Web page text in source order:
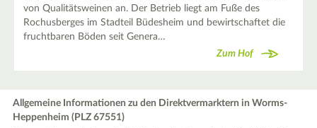
von Qualitätsweinen an. Der Betrieb liegt am Fuße des
Rochusberges im Stadteil Büdesheim und bewirtschaftet die
fruchtbaren Böden seit Genera…
Zum Hof
Allgemeine Informationen zu den Direktvermarktern in Worms-
Heppenheim (PLZ 67551)